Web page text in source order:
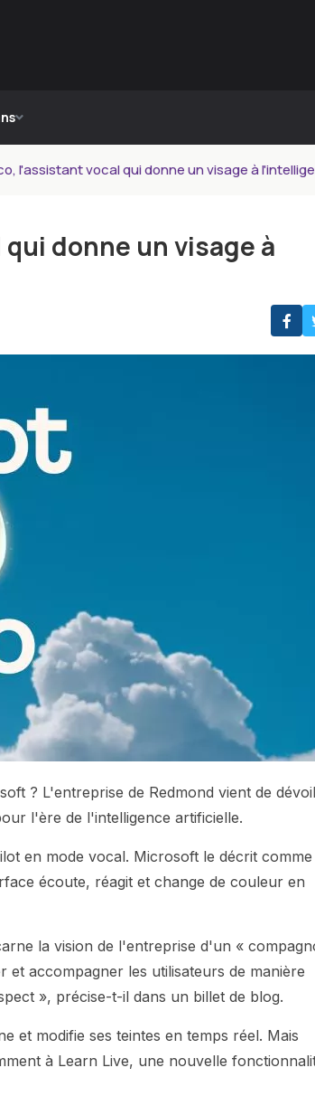
l'assistant vocal qui donne un visage à
donne un visage à
? L'entreprise de Redmond vient de
l'ère de l'intelligence artificielle.
en mode vocal. Microsoft le décrit
écoute, réagit et change de couleur en
la vision de l'entreprise d'un «
accompagner les utilisateurs de manière
», précise-t-il dans un billet de blog.
et modifie ses teintes en temps réel. Mais
à Learn Live, une nouvelle